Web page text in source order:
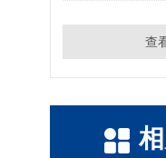
查